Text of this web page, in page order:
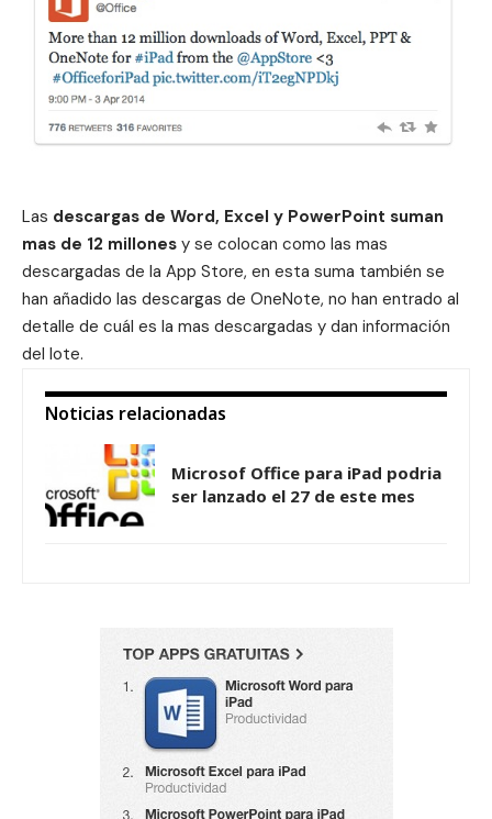
Las descargas de Word, Excel y PowerPoint suman
mas de 12 millones y se colocan como las mas
descargadas de la App Store, en esta suma también se
han añadido las descargas de OneNote, no han entrado al
detalle de cuál es la mas descargadas y dan información
del lote.
Noticias relacionadas
Microsof Office para iPad podria
ser lanzado el 27 de este mes